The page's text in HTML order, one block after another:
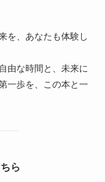
を、あなたも体験し
由な時間と、未来に
一歩を、この本と一
ら